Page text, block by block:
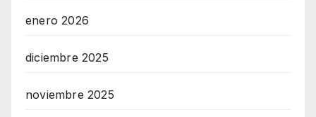
enero 2026
diciembre 2025
noviembre 2025